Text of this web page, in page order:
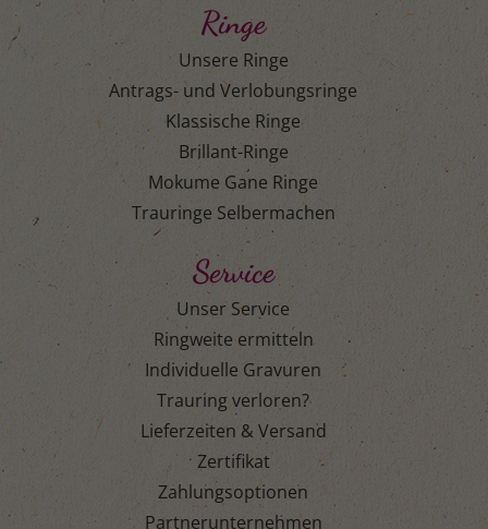
Ringe
Unsere Ringe
Antrags- und Verlobungsringe
Klassische Ringe
Brillant-Ringe
Mokume Gane Ringe
Trauringe Selbermachen
Service
Unser Service
Ringweite ermitteln
Individuelle Gravuren
Trauring verloren?
Lieferzeiten & Versand
Zertifikat
Zahlungsoptionen
Partnerunternehmen